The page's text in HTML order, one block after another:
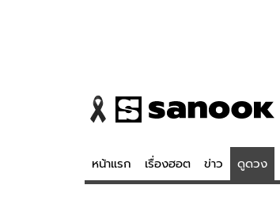
หน้าแรก เรื่องฮอต ข่าว ดูดวง